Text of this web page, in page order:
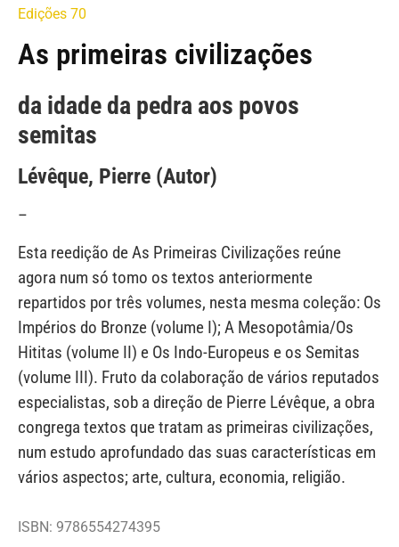
Edições 70
As primeiras civilizações
da idade da pedra aos povos
semitas
Lévêque, Pierre (Autor)
–
Esta reedição de As Primeiras Civilizações reúne
agora num só tomo os textos anteriormente
repartidos por três volumes, nesta mesma coleção: Os
Impérios do Bronze (volume I); A Mesopotâmia/Os
Hititas (volume II) e Os Indo-Europeus e os Semitas
(volume III). Fruto da colaboração de vários reputados
especialistas, sob a direção de Pierre Lévêque, a obra
congrega textos que tratam as primeiras civilizações,
num estudo aprofundado das suas características em
vários aspectos; arte, cultura, economia, religião.
ISBN: 9786554274395